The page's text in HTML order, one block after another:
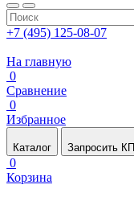
+7 (495) 125-08-07
На главную
0
Сравнение
0
Избранное
Каталог Запросить КП
0
Корзина